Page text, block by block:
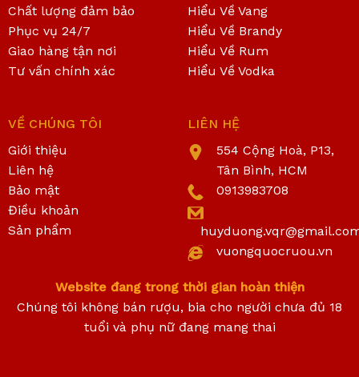
Chất lượng đảm bảo
Phục vụ 24/7
Giao hàng tận nơi
Tư vấn chính xác
Hiểu Về Vang
Hiểu Về Brandy
Hiểu Về Rum
Hiểu Về Vodka
VỀ CHÚNG TÔI
Giới thiệu
Liên hệ
Bảo mật
Điều khoản
Sản phẩm
LIÊN HỆ
554 Cộng Hoà, P13,
Tân Bình, HCM
0913983708
vuongquocruou.vn
Website đang trong thời gian hoàn thiện
Chúng tôi không bán rượu, bia cho người chưa đủ 18
tuổi và phụ nữ đang mang thai